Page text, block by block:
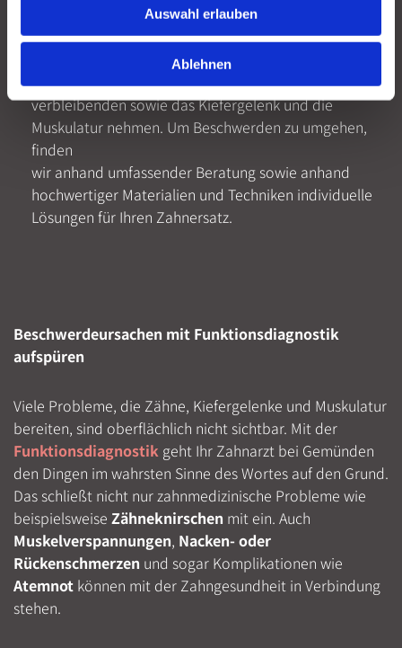
Auswahl erlauben
Ablehnen
In manchen Fällen ist es unumgänglich, dass
hochwertigerZahnersatzden Platz der natürlichen
Zähne einnimmt. Dabei gilt es nicht zu unterschätzen,
welchen Einfluss fehlende Zähne auf die
verbleibenden sowie das Kiefergelenk und die
Muskulatur nehmen. Um Beschwerden zu umgehen,
finden
wir anhand umfassender Beratung sowie anhand
hochwertiger Materialien und Techniken individuelle
Lösungen für Ihren Zahnersatz.
Beschwerdeursachen mit Funktionsdiagnostik
aufspüren
Viele Probleme, die Zähne, Kiefergelenke und Muskulatur
bereiten, sind oberflächlich nicht sichtbar. Mit der
Funktionsdiagnostik geht Ihr Zahnarzt bei Gemünden
den Dingen im wahrsten Sinne des Wortes auf den Grund.
Das schließt nicht nur zahnmedizinische Probleme wie
beispielsweise Zähneknirschen mit ein. Auch
Muskelverspannungen, Nacken- oder
Rückenschmerzen und sogar Komplikationen wie
Atemnot können mit der Zahngesundheit in Verbindung
stehen.